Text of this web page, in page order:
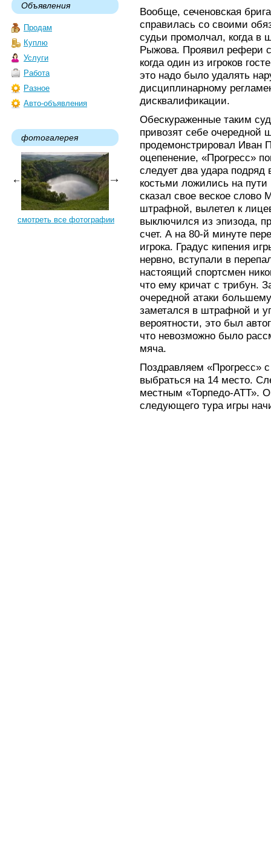
Объявления
Продам
Куплю
Услуги
Работа
Разное
Авто-объявления
фотогалерея
смотреть все фотографии
Вообще, сеченовская
справилась со своими
судьи промолчал, когда в
Рыжова. Проявил рефери
когда один из игроков
это надо было удалять
дисциплинарному
дисквалификации.
Обескураженные таким
привозят себе очередной
продемонстрировал Иван
оцепенение, «Прогресс»
следует два удара подряд
костьми ложились на
сказал свое веское слово
штрафной, вылетел к
выключился из эпизода,
счет. А на 80-й минуте
игрока. Градус кипения
нервно, вступали в
настоящий спортсмен
что ему кричат с трибун.
очередной атаки
заметался в штрафной и
вероятности, это был
что невозможно было
мяча.
Поздравляем «Прогресс»
выбраться на 14 место.
местным «Торпедо-АТТ».
следующего тура игры